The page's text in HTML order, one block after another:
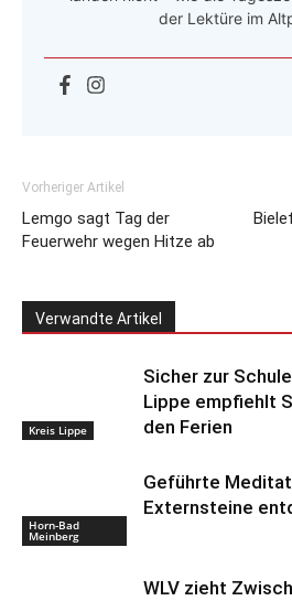
der Lektüre im
Vorheriger Artikel
Lemgo sagt Tag der
Feuerwehr wegen Hitze ab
Verwandte Artikel
Kreis Lippe
Sicher zur
Lippe empfiehlt
den Ferien
Horn-Bad
Meinberg
Geführte
Externsteine
WLV zieht